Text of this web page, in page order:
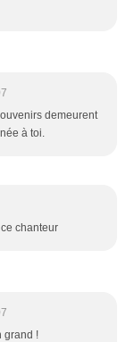
demeurent
à toi.
chanteur
grand !